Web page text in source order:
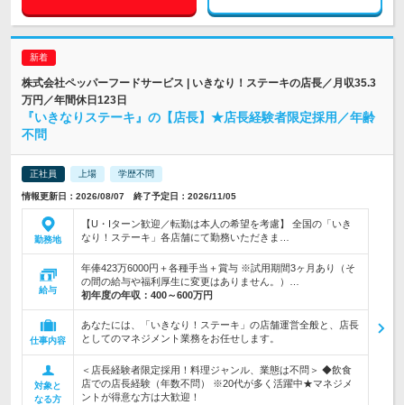
株式会社ペッパーフードサービス | いきなり！ステーキの店長／月収35.3
万円／年間休日123日
『いきなりステーキ』の【店長】★店長経験者限定採用／年齢
不問
正社員 上場 学歴不問
情報更新日：2026/08/07 終了予定日：2026/11/05
勤務地
【U・Iターン歓迎／転勤は本人の希望を考慮】 全国の「いき
なり！ステーキ」各店舗にて勤務いただきま…
給与
年俸423万6000円＋各種手当＋賞与 ※試用期間3ヶ月あり（そ
の間の給与や福利厚生に変更はありません。）…
初年度の年収： 400～600万円
仕事内容
あなたには、「いきなり！ステーキ」の店舗運営全般と、店長
としてのマネジメント業務をお任せします。
対象と
なる方
＜店長経験者限定採用！料理ジャンル、業態は不問＞ ◆飲食
店での店長経験（年数不問） ※20代が多く活躍中★マネジメ
ントが得意な方は大歓迎！